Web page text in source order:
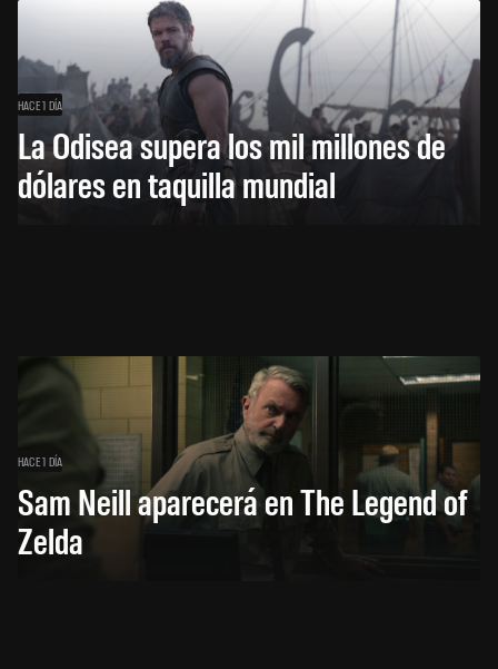
HACE 1 DÍA
La Odisea supera los mil millones de
dólares en taquilla mundial
HACE 1 DÍA
Sam Neill aparecerá en The Legend of
Zelda